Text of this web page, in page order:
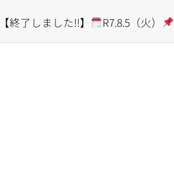
はじめての成年後見講座
【終了しました‼】 R7.8.5（火）